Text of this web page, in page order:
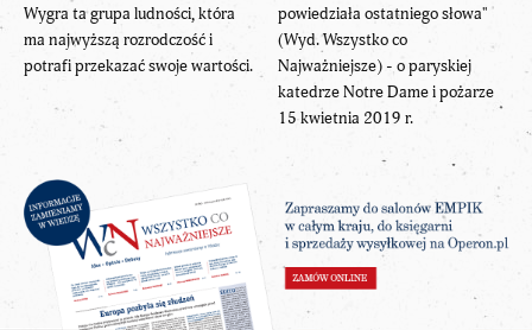
Wygra ta grupa ludności, która
ma najwyższą rozrodczość i
potrafi przekazać swoje wartości.
powiedziała ostatniego słowa"
(Wyd. Wszystko co
Najważniejsze) - o paryskiej
katedrze Notre Dame i pożarze
15 kwietnia 2019 r.